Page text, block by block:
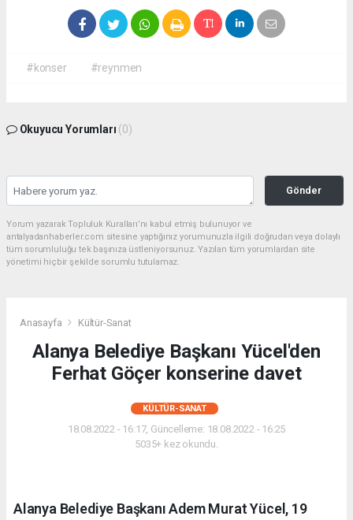
#konser #reynmen
Okuyucu Yorumları (0)
Gönder
Yorum yazarak Topluluk Kuralları’nı kabul etmiş bulunuyor ve
antalyadanhaberler.com sitesine yaptığınız yorumunuzla ilgili doğrudan veya dolaylı
tüm sorumluluğu tek başınıza üstleniyorsunuz. Yazılan tüm yorumlardan site
yönetimi hiçbir şekilde sorumlu tutulamaz.
Anasayfa Kültür-Sanat
Alanya Belediye Başkanı Yücel'den
Ferhat Göçer konserine davet
KÜLTÜR-SANAT
18.08.2022 - 16:17, Güncelleme: 18.08.2022 - 16:25
5035+ kez okundu.
Alanya Belediye Başkanı Adem Murat Yücel, 19